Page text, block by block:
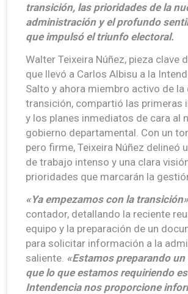
transición, las prioridades de la
administración y el profundo
que impulsó el triunfo electoral.
Walter Teixeira Núñez, pieza clave
que llevó a Carlos Albisu a la
Salto y ahora miembro activo de
transición, compartió las primeras
y los planes inmediatos de cara al
gobierno departamental. Con un
pero firme, Teixeira Núñez delineó
de trabajo intenso y una clara
prioridades que marcarán la
«Ya empezamos con la transición»
contador, detallando la reciente
equipo y la preparación de un
para solicitar información a la
saliente. «Estamos preparando
que lo que estamos requiriendo
Intendencia nos proporcione